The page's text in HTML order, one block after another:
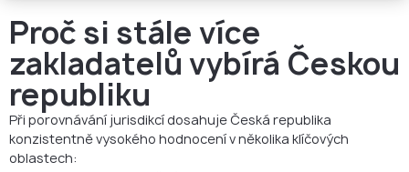
Proč si stále více
zakladatelů vybírá Českou
republiku
Při porovnávání jurisdikcí dosahuje Česká republika
konzistentně vysokého hodnocení v několika klíčových
oblastech: